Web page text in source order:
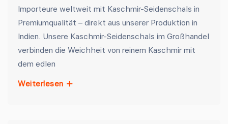
Importeure weltweit mit Kaschmir-Seidenschals in
Premiumqualität – direkt aus unserer Produktion in
Indien. Unsere Kaschmir-Seidenschals im Großhandel
verbinden die Weichheit von reinem Kaschmir mit
dem edlen
Weiterlesen